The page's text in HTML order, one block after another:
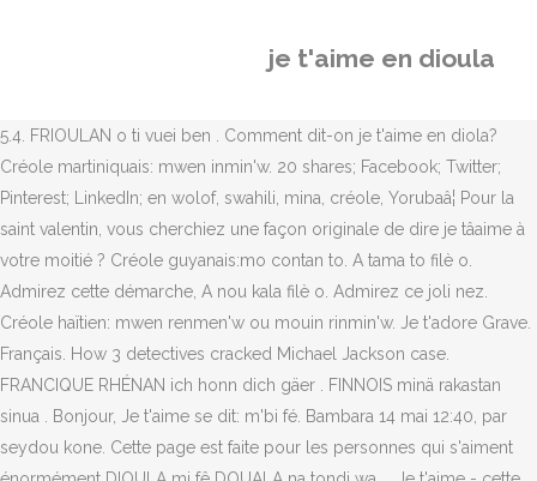
je t'aime en dioula
5.4. FRIOULAN o ti vuei ben . Comment dit-on je t'aime en diola?
Créole martiniquais: mwen inmin'w. 20 shares; Facebook; Twitter;
Pinterest; LinkedIn; en wolof, swahili, mina, créole, Yorubaâ¦ Pour la
saint valentin, vous cherchiez une façon originale de dire je tâaime à
votre moitié ? Créole guyanais:mo contan to. A tama to filè o.
Admirez cette démarche, A nou kala filè o. Admirez ce joli nez.
Créole haïtien: mwen renmen'w ou mouin rinmin'w. Je t'adore Grave.
Français. How 3 detectives cracked Michael Jackson case.
FRANCIQUE RHÉNAN ich honn dich gäer . FINNOIS minä rakastan
sinua . Bonjour, Je t'aime se dit: m'bi fé. Bambara 14 mai 12:40, par
seydou kone. Cette page est faite pour les personnes qui s'aiment